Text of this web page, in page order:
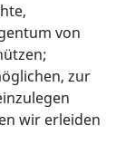
von
zur
wir erleiden